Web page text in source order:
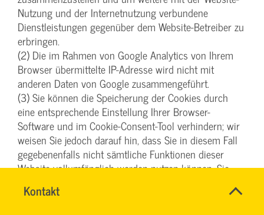
Kontakt
Name*
SVG-
Wiki
Nutzung und der Internetnutzung verbundene
Dienstleistungen gegenüber dem Website-Betreiber zu
erbringen.
(2) Die im Rahmen von Google Analytics von Ihrem
Browser übermittelte IP-Adresse wird nicht mit
anderen Daten von Google zusammengeführt.
(3) Sie können die Speicherung der Cookies durch
eine entsprechende Einstellung Ihrer Browser-
Software und im Cookie-Consent-Tool verhindern; wir
weisen Sie jedoch darauf hin, dass Sie in diesem Fall
gegebenenfalls nicht sämtliche Funktionen dieser
Website vollumfänglich werden nutzen können. Sie
können darüber hinaus die Erfassung der durch das
Cookie erzeugten und auf Ihre Nutzung der Website